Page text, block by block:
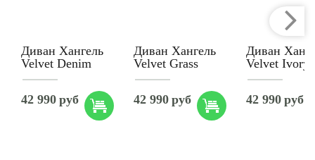
Диван Хангель
Velvet Denim
42 990 руб
Диван Хангель
Velvet Grass
42 990 руб
Диван
Velvet Ivory
42 990 руб